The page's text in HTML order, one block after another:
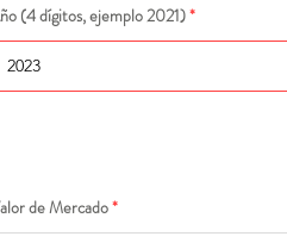
(4 dígitos, ejemplo 2021)
de Mercado